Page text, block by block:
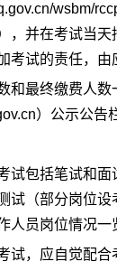
wsbm/
，并在考试当
考试的责任，由
和最终缴费人
）公示公告
试包括笔试和
试（部分岗位
人员岗位情况一
试，应自觉配